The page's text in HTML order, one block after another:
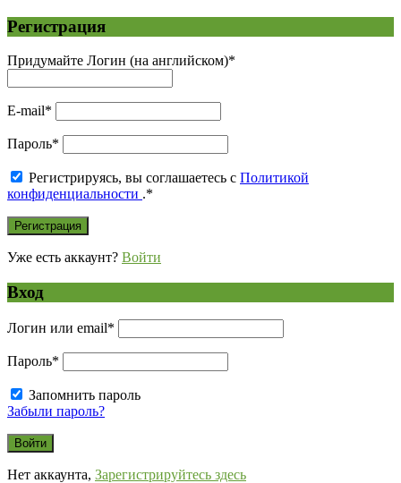
Регистрация
Придумайте Логин (на английском)*
E-mail*
Пароль*
Регистрируясь, вы соглашаетесь с Политикой
конфиденциальности .*
Уже есть аккаунт? Войти
Вход
Логин или email*
Пароль*
Запомнить пароль
Забыли пароль?
Нет аккаунта, Зарегистрируйтесь здесь